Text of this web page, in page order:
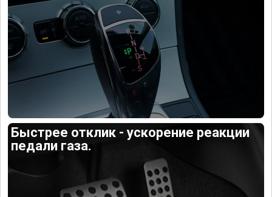
Быстрее отклик - ускорение реакции
педали газа.